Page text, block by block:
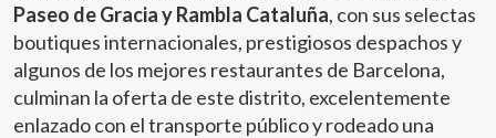
Paseo de Gracia y Rambla Cataluña, con sus selectas
boutiques internacionales, prestigiosos despachos y
algunos de los mejores restaurantes de Barcelona,
culminan la oferta de este distrito, excelentemente
enlazado con el transporte público y rodeado una